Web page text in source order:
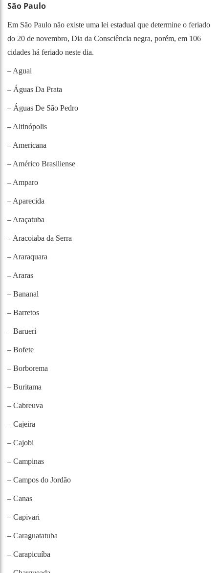
São Paulo
Em São Paulo não existe uma lei estadual que determine o feriado
do 20 de novembro, Dia da Consciência negra, porém, em 106
cidades há feriado neste dia.
– Aguai
– Águas Da Prata
– Águas De São Pedro
– Altinópolis
– Americana
– Américo Brasiliense
– Amparo
– Aparecida
– Araçatuba
– Aracoiaba da Serra
– Araraquara
– Araras
– Bananal
– Barretos
– Barueri
– Bofete
– Borborema
– Buritama
– Cabreuva
– Cajeira
– Cajobi
– Campinas
– Campos do Jordão
– Canas
– Capivari
– Caraguatatuba
– Carapicuíba